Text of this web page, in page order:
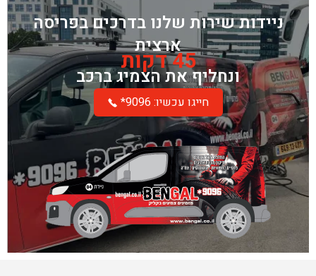
ניידות שירות שלנו בדרכים בפריסה
ארצית
45 דקות
ונחליף את הצמיג ברכב
*חייגו עכשיו: 9096